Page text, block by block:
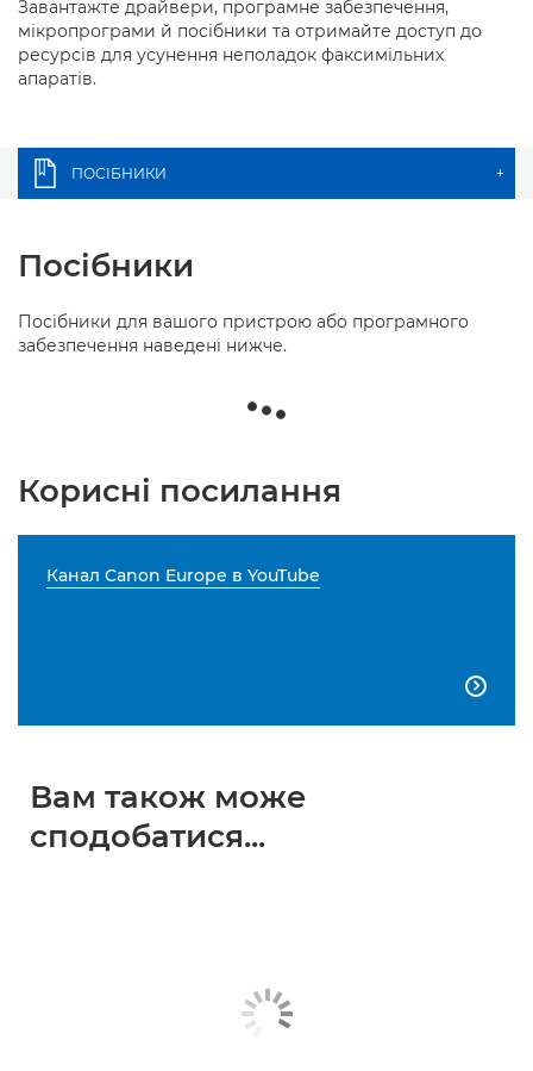
Завантажте драйвери, програмне забезпечення,
мікропрограми й посібники та отримайте доступ до
ресурсів для усунення неполадок факсимільних
апаратів.
ПОСІБНИКИ +
Посібники
Посібники для вашого пристрою або програмного
забезпечення наведені нижче.
Корисні посилання
Канал Canon Europe в YouTube

Вам також може
сподобатися...